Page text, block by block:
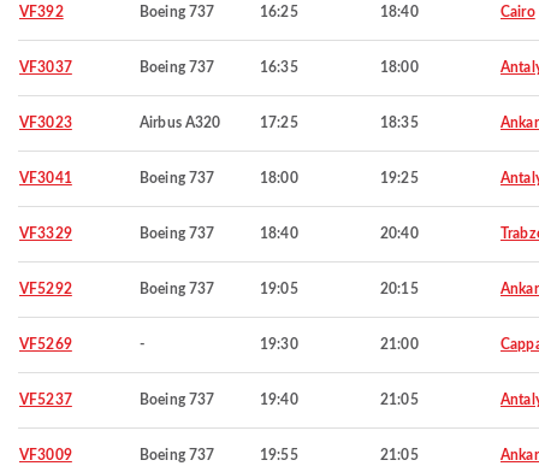
VF392 Boeing 737 16:25 18:40 Cairo
VF3037 Boeing 737 16:35 18:00
VF3023 Airbus A320 17:25 18:35
VF3041 Boeing 737 18:00 19:25
VF3329 Boeing 737 18:40 20:40
VF5292 Boeing 737 19:05 20:15
VF5269 - 19:30 21:00
VF5237 Boeing 737 19:40 21:05
VF3009 Boeing 737 19:55 21:05